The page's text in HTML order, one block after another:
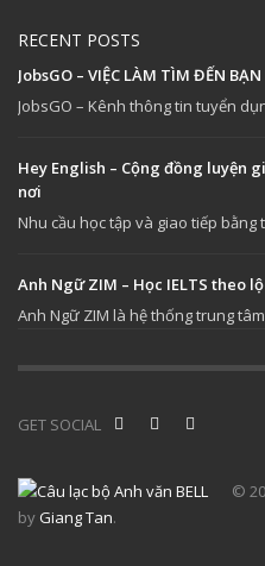
RECENT POSTS
JobsGO – VIỆC LÀM TÌM ĐẾN BẠN
JobsGO – Kênh thông tin tuyển
Hey English – Cộng đồng luyện
nơi
Nhu cầu học tập và giao tiếp bằng
Anh Ngữ ZIM – Học IELTS theo
Anh Ngữ ZIM là hệ thống trung tâm
GET SOCIAL
©
by Giang Tan.